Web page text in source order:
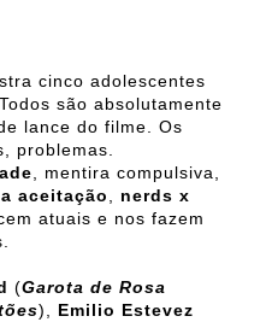
cinco adolescentes
são absolutamente
lance do filme. Os
problemas.
, mentira compulsiva,
aceitação
nerds x
atuais e nos fazem
(Garota de Rosa
), Emilio Estevez